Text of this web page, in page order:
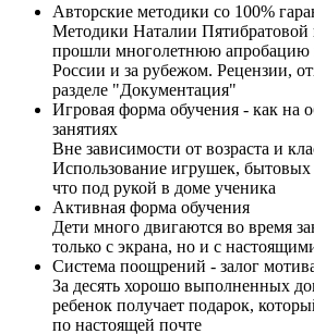
Авторские методики со 100%
Методики Наталии Пятибратовой
прошли многолетнюю апробацию
России и за рубежом. Рецензии,
разделе "Документация"
Игровая форма обучения - как на
занятиях
Вне зависимости от возраста и
Использование игрушек, бытовых
что под рукой в доме ученика
Активная форма обучения
Дети много двигаются во время
только с экрана, но и с
Система поощрений - залог
За десять хорошо выполненных
ребенок получает подарок,
по настоящей почте